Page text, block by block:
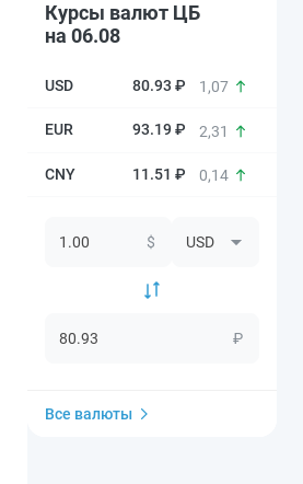
Курсы валют ЦБ
на 06.08
80.93 ₽ 1,07
93.19 ₽ 2,31
11.51 ₽ 0,14
$
₽
Все валюты